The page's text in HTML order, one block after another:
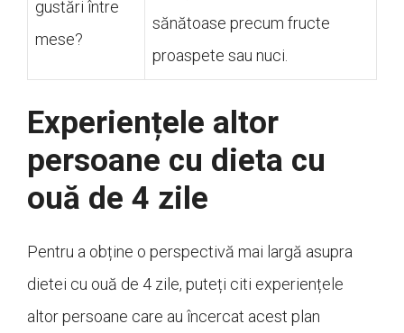
gustări între
mese?
sănătoase precum fructe
proaspete sau nuci.
Experiențele altor
persoane cu dieta cu
ouă de 4 zile
Pentru a obține o perspectivă mai largă asupra
dietei cu ouă de 4 zile, puteți citi experiențele
altor persoane care au încercat acest plan